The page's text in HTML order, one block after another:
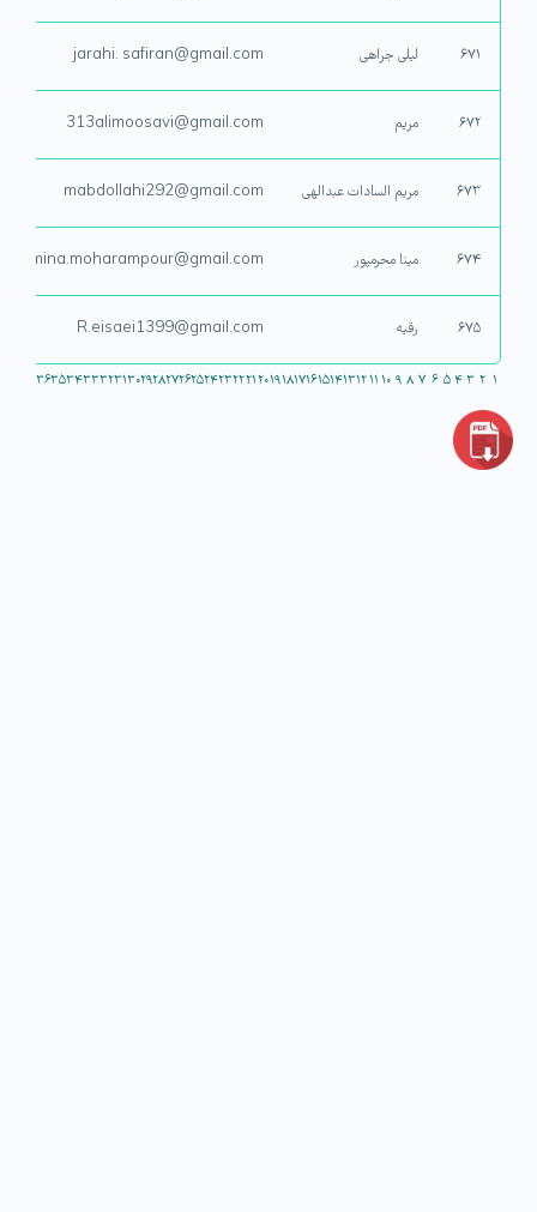
۶۷۱ لیلی جراهی jarahi. safiran@gmail.com
۶۷۲ مریم 313alimoosavi@gmail.com
۶۷۳ مریم السادات عبدالهی mabdollahi292@gmail.com
۶۷۴ مینا محرمپور mina.moharampour@gmail.com
۶۷۵ رقیه R.eisaei1399@gmail.com
۱ ۲ ۳۴ ۵ ۶ ۷ ۸ ۹ ۱۰۱۱۱۲۱۳۱۴۱۵۱۶۱۷۱۸۱۹۲۰۲۱۲۲۲۳۲۴۲۵۲۶۲۷۲۸۲۹۳۰۳۱۳۲۳۳۳۴۳۵۳۶